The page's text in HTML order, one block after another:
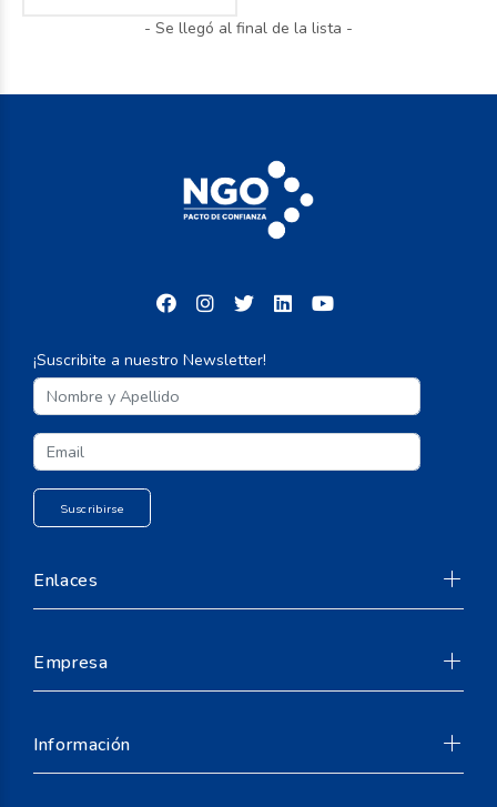
- Se llegó al final de la lista -
¡Suscribite a nuestro Newsletter!
Suscribirse
Enlaces
Empresa
Información